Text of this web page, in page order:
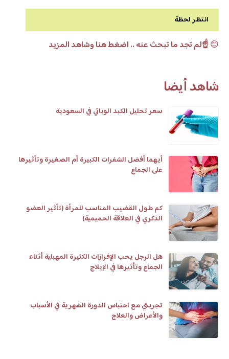
انتظر لحظة
😊☝️لم تجد ما تبحث عنه .. اضغط هنا وشاهد المزيد
شاهد أيضا
سعر تحليل الكبد الوبائي في السعودية
أيهما أفضل الشفرات الكبيرة أم الصغيرة وتأثيرها
على الجماع
كم طول القضيب المناسب للمرأة (تأثير العضو
الذكري في العلاقة الحميمية)
هل الرجل يحب الإفرازات الكثيرة المهبلية أثناء
الجماع وتأثيرها في الإيلاج
تجربتي مع احتباس الدورة الشهرية في الأسباب
والأعراض والعلاج